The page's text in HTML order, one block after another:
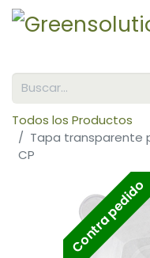
Todos los Productos
Tapa transparente
CP
Contra pedido